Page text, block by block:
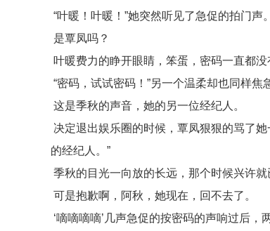
“叶暖！叶暖！”她突然听见了急促的拍门声。
是覃凤吗？
叶暖费力的睁开眼睛，笨蛋，密码一直都没
“密码，试试密码！”另一个温柔却也同样焦
这是季秋的声音，她的另一位经纪人。
决定退出娱乐圈的时候，覃凤狠狠的骂了
的经纪人。”
季秋的目光一向放的长远，那个时候兴许
可是抱歉啊，阿秋，她现在，回不去了。
‘嘀嘀嘀嘀’几声急促的按密码的声响过后，